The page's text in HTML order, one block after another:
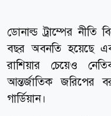
ডোনাল্ড ট্রাম্পের নীতি
বছর অবনতি হয়েছে এবং
রাশিয়ার চেয়েও
আন্তর্জাতিক জরিপের
গার্ডিয়ান।